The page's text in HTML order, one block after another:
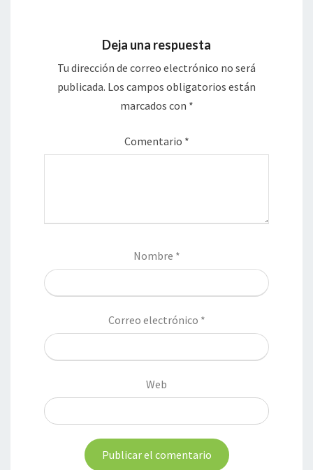
Deja una respuesta
Tu dirección de correo electrónico no será
publicada. Los campos obligatorios están
marcados con *
Comentario *
Nombre *
Correo electrónico *
Web